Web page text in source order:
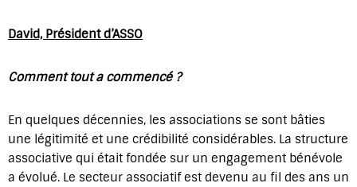
David, Président d’ASSO
Comment tout a commencé ?
En quelques décennies, les associations se sont bâties
une légitimité et une crédibilité considérables. La structure
associative qui était fondée sur un engagement bénévole
a évolué. Le secteur associatif est devenu au fil des ans un